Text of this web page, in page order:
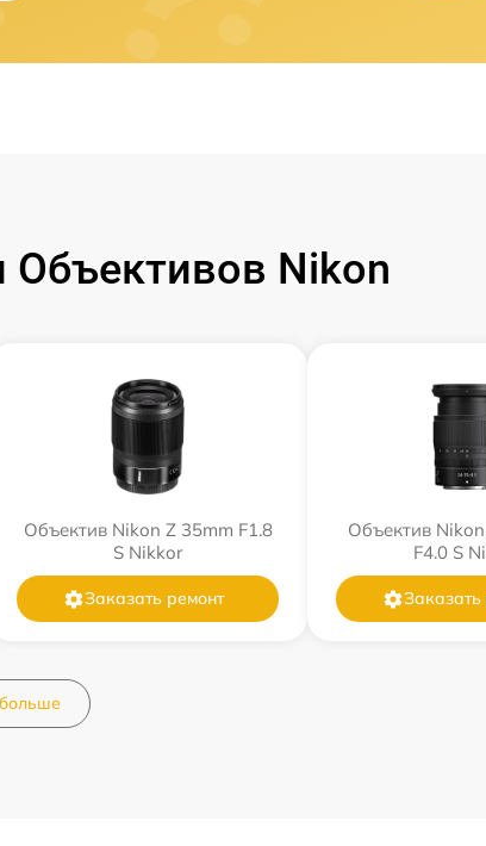
Nikon
Объектив Nikon Z 35mm F1.8
S Nikkor
Заказать ремонт
Объектив
F4.0 S
Заказать